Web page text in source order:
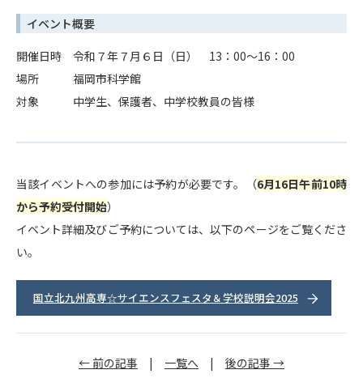
イベント概要
開催日時 令和７年７月６日（日） 13：00～16：00
場所 福岡市科学館
対象 中学生、保護者、中学校教員の皆様
当該イベントへの参加には予約が必要です。（6月16日午前10時
から予約受付開始）
イベント詳細及びご予約については、以下のページをご覧くださ
い。
国立北九州高専☆サイエンスフェスタ＆学校説明会2025
← 前の記事 | 一覧へ | 後の記事 →